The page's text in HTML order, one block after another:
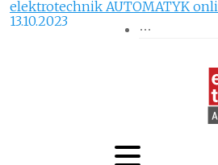
elektrotechnik AUTOMATYK
13.10.2023